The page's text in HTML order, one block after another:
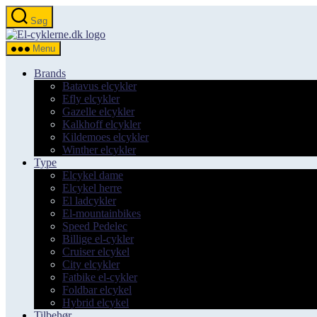
Spring
til
indholdet
Søg
el-
Menu
Brands
Batavus elcykler
Efly elcykler
Gazelle elcykler
Kalkhoff elcykler
Kildemoes elcykler
Winther elcykler
Type
Elcykel dame
Elcykel herre
El ladcykler
El-mountainbikes
Speed Pedelec
Billige el-cykler
Cruiser elcykel
City elcykler
Fatbike el-cykler
Foldbar elcykel
Hybrid elcykel